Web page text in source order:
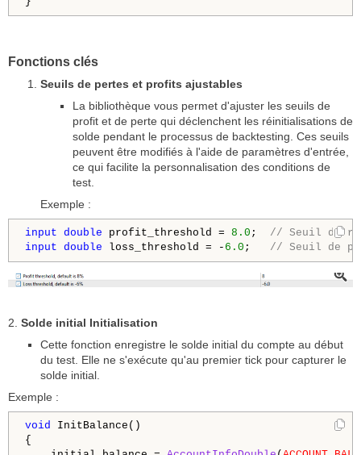
Fonctions clés
Seuils de pertes et profits ajustables
La bibliothèque vous permet d'ajuster les seuils de
profit et de perte qui déclenchent les réinitialisations de
solde pendant le processus de backtesting. Ces seuils
peuvent être modifiés à l'aide de paramètres d'entrée,
ce qui facilite la personnalisation des conditions de
test.
Exemple :
input double profit_threshold = 8.0 ; // Seuil de
input double loss_threshold = - 6.0 ; // Seuil de
2. Solde initial Initialisation
Cette fonction enregistre le solde initial du compte au début
du test. Elle ne s'exécute qu'au premier tick pour capturer le
solde initial.
Exemple :
void InitBalance()
{